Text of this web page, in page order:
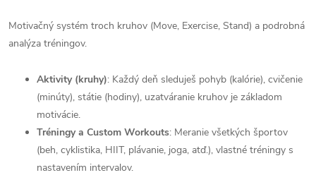
Motivačný systém troch kruhov (Move, Exercise, Stand) a podrobná
analýza tréningov.
Aktivity (kruhy): Každý deň sleduješ pohyb (kalórie), cvičenie
(minúty), státie (hodiny), uzatváranie kruhov je základom
motivácie.
Tréningy a Custom Workouts: Meranie všetkých športov
(beh, cyklistika, HIIT, plávanie, joga, atď.), vlastné tréningy s
nastavením intervalov.